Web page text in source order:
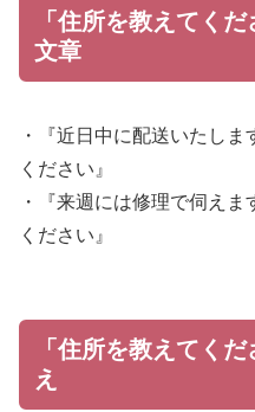
「住所を教えてく
文章
・『近日中に配送いたし
ください』
・『来週には修理で伺え
ください』
「住所を教えてく
え